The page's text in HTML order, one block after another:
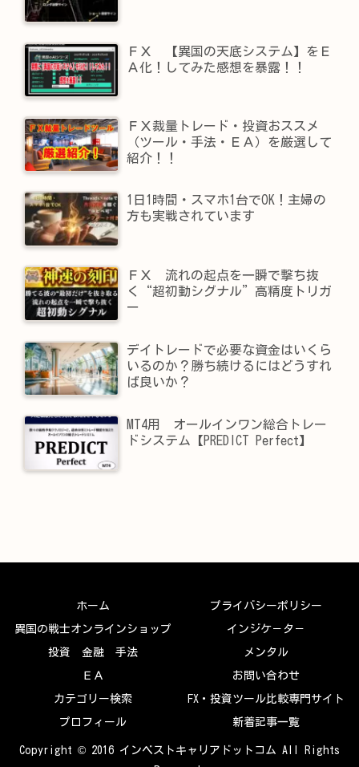
ＦＸ 【異国の天底システム】をＥ
Ａ化！してみた感想を暴露！！
ＦＸ裁量トレード・投資おススメ
（ツール・手法・ＥＡ）を厳選して
紹介！！
1日1時間・スマホ1台でOK！主婦の
方も実戦されています
ＦＸ 流れの起点を一瞬で撃ち抜
く“超初動シグナル”高精度トリガ
ー
デイトレードで必要な資金はいくら
いるのか？勝ち続けるにはどうすれ
ば良いか？
MT4用 オールインワン総合トレー
ドシステム【PREDICT Perfect】
ホーム プライバシーポリシー
異国の戦士オンラインショップ インジケ－タ－
投資 金融 手法 メンタル
ＥＡ お問い合わせ
カテゴリー検索 FX・投資ツール比較専門サイト
プロフィール 新着記事一覧
Copyright © 2016 インベストキャリアドットコム All Rights